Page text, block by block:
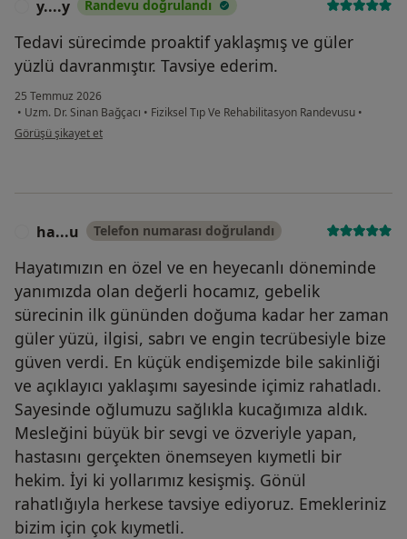
y....y Randevu doğrulandı
Tedavi sürecimde proaktif yaklaşmış ve güler
yüzlü davranmıştır. Tavsiye ederim.
25 Temmuz 2026
• Uzm. Dr. Sinan Bağçacı • Fiziksel Tıp Ve Rehabilitasyon Randevusu •
kullanıcının görüşüne göre y....y
Görüşü şikayet et
ha...u Telefon numarası doğrulandı
Hayatımızın en özel ve en heyecanlı döneminde
yanımızda olan değerli hocamız, gebelik
sürecinin ilk gününden doğuma kadar her zaman
güler yüzü, ilgisi, sabrı ve engin tecrübesiyle bize
güven verdi. En küçük endişemizde bile sakinliği
ve açıklayıcı yaklaşımı sayesinde içimiz rahatladı.
Sayesinde oğlumuzu sağlıkla kucağımıza aldık.
Mesleğini büyük bir sevgi ve özveriyle yapan,
hastasını gerçekten önemseyen kıymetli bir
hekim. İyi ki yollarımız kesişmiş. Gönül
rahatlığıyla herkese tavsiye ediyoruz. Emekleriniz
bizim için çok kıymetli.